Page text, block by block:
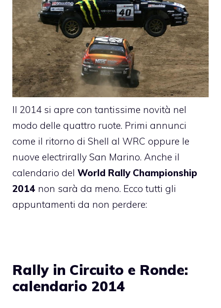
Il 2014 si apre con tantissime novità nel
modo delle quattro ruote. Primi annunci
come il ritorno di Shell al WRC oppure le
nuove electrirally San Marino. Anche il
calendario del World Rally Championship
2014 non sarà da meno. Ecco tutti gli
appuntamenti da non perdere:
Rally in Circuito e Ronde:
calendario 2014